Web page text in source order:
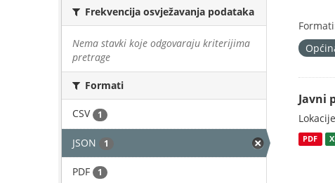
Frekvencija osvježavanja podataka
Nema stavki koje odgovaraju kriterijima
pretrage
Formati
CSV 1
JSON 1
PDF 1
Javni
PDF